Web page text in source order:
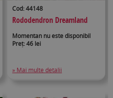
Cod: 44148
Rododendron Dreamland
Momentan nu este disponibil
Preț: 46 lei
» Mai multe detalii